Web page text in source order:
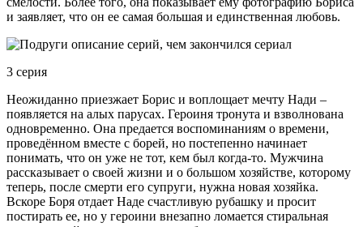
и заявляет, что он ее самая большая и единственная любовь.
3 серия
Неожиданно приезжает Борис и воплощает мечту Нади –
появляется на алых парусах. Героиня тронута и взволнована
одновременно. Она предается воспоминаниям о времени,
проведённом вместе с борей, но постепенно начинает
понимать, что он уже не тот, кем был когда-то. Мужчина
рассказывает о своей жизни и о большом хозяйстве, которому
теперь, после смерти его супруги, нужна новая хозяйка.
Вскоре Боря отдает Наде счастливую рубашку и просит
постирать ее, но у героини внезапно ломается стиральная